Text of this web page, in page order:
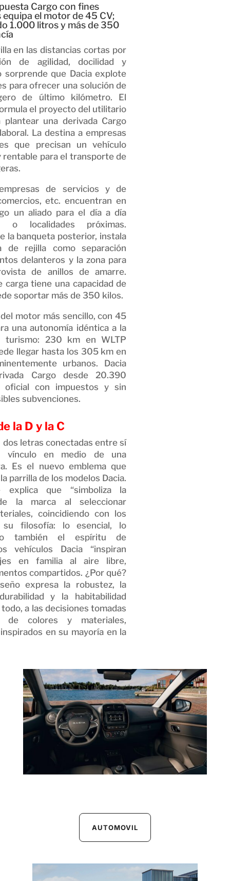
Cargo con fines
el motor de 45 CV;
1.000 litros y más de 350
en las distancias cortas por
de agilidad, docilidad y
sorprende que Dacia explote
para ofrecer una solución de
de último kilómetro. El
el proyecto del utilitario
plantear una derivada Cargo
La destina a empresas
que precisan un vehículo
rentable para el transporte de
de servicios y de
etc. encuentran en
un aliado para el día a día
o localidades próximas.
la banqueta posterior, instala
de rejilla como separación
delanteros y la zona para
de anillos de amarre.
carga tiene una capacidad de
soportar más de 350 kilos.
motor más sencillo, con 45
una autonomía idéntica a la
turismo: 230 km en WLTP
llegar hasta los 305 km en
urbanos. Dacia
Cargo desde 20.390
oficial con impuestos y sin
subvenciones.
la D y la C
dos letras conectadas entre sí
vínculo en medio de una
Es el nuevo emblema que
parrilla de los modelos Dacia.
explica que “simboliza la
la marca al seleccionar
coincidiendo con los
filosofía: lo esencial, lo
también el espíritu de
vehículos Dacia “inspiran
en familia al aire libre,
compartidos. ¿Por qué?
expresa la robustez, la
y la habitabilidad
a las decisiones tomadas
de colores y materiales,
en su mayoría en la
AUTOMOVIL